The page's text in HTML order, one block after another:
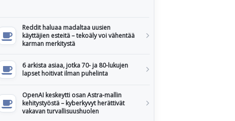
Reddit haluaa madaltaa uusien
käyttäjien esteitä – tekoäly voi vähentää
karman merkitystä
6 arkista asiaa, jotka 70- ja 80-lukujen
lapset hoitivat ilman puhelinta
OpenAI keskeytti osan Astra-mallin
kehitystyöstä – kyberkyvyt herättivät
vakavan turvallisuushuolen